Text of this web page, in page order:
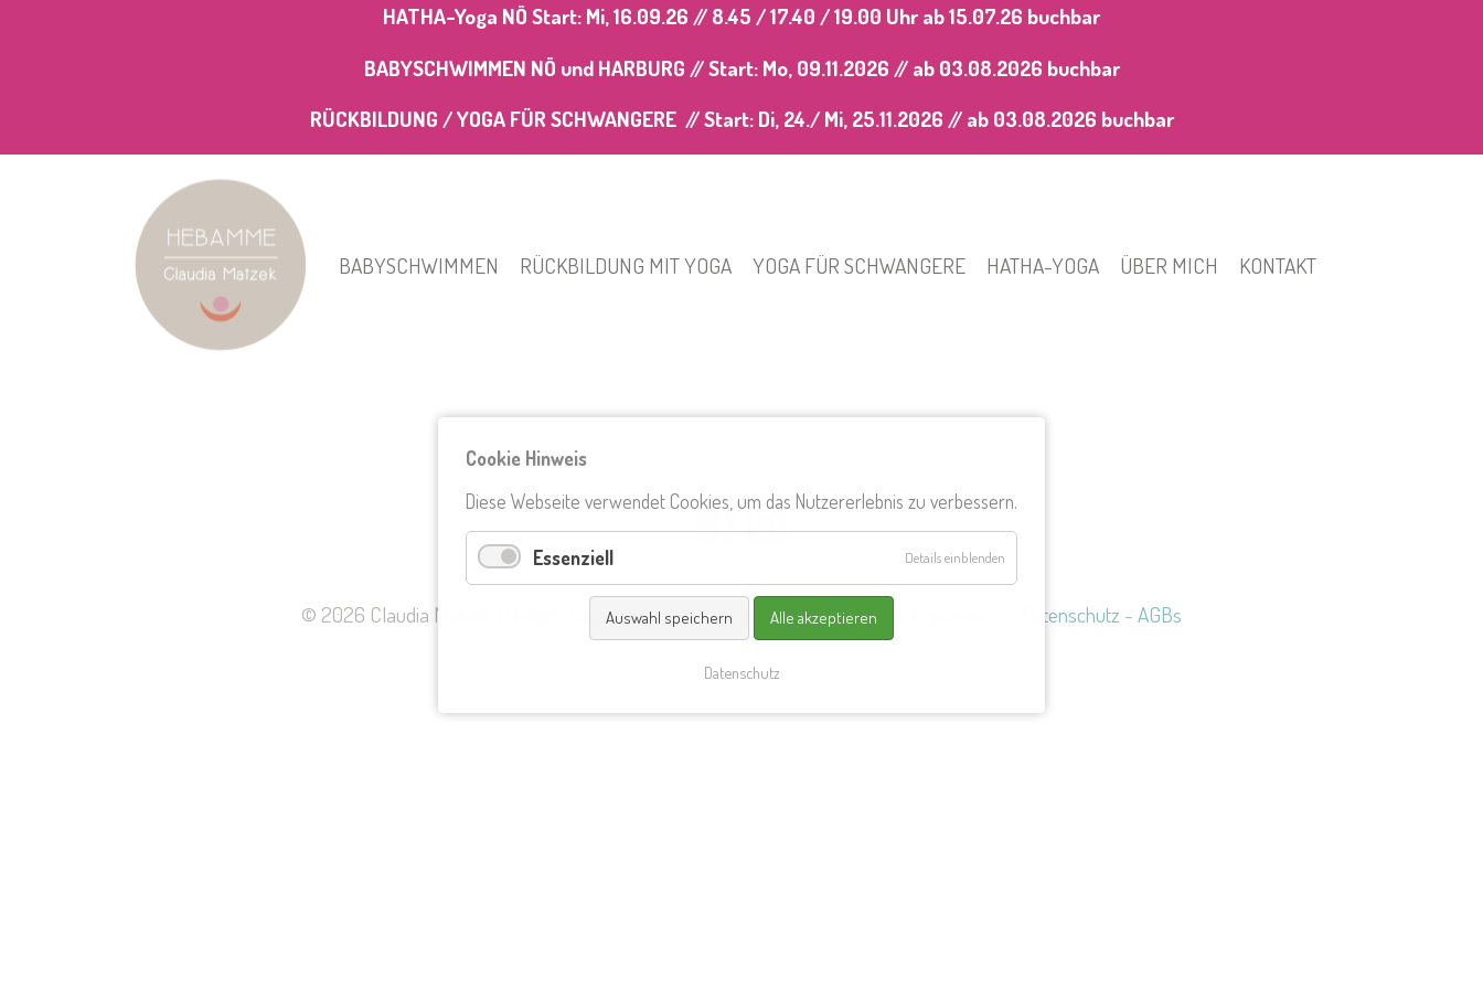
HATHA-Yoga NÖ Start: Mi, 16.09.26 // 8.45 / 17.40 / 19.00 Uhr ab 15.07.26 buchbar
BABYSCHWIMMEN NÖ und HARBURG // Start: Mo, 09.11.2026 // ab 03.08.2026 buchbar
RÜCKBILDUNG / YOGA FÜR SCHWANGERE // Start: Di, 24./ Mi, 25.11.2026 // ab 03.08.2026 buchbar
BABYSCHWIMMEN RÜCKBILDUNG MIT YOGA YOGA FÜR SCHWANGERE HATHA-YOGA ÜBER MICH KONTAKT
© 2026 Claudia Matzek | Design: Tanja Albert | Umsetzung: profimedien.net | Datenschutz - AGBs
Cookie Hinweis
Diese Webseite verwendet Cookies, um das Nutzererlebnis zu verbessern.
Essenziell Details einblenden
Auswahl speichern Alle akzeptieren
Datenschutz